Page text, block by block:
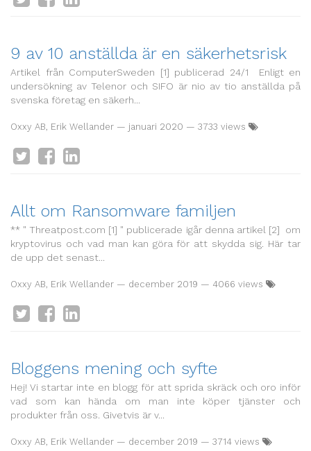
9 av 10 anställda är en säkerhetsrisk
Artikel från ComputerSweden [1] publicerad 24/1 Enligt en
undersökning av Telenor och SIFO är nio av tio anställda på
svenska företag en säkerh...
Oxxy AB, Erik Wellander — januari 2020 — 3733 views
Allt om Ransomware familjen
** " Threatpost.com [1] " publicerade igår denna artikel [2] om
kryptovirus och vad man kan göra för att skydda sig. Här tar
de upp det senast...
Oxxy AB, Erik Wellander — december 2019 — 4066 views
Bloggens mening och syfte
Hej! Vi startar inte en blogg för att sprida skräck och oro inför
vad som kan hända om man inte köper tjänster och
produkter från oss. Givetvis är v...
Oxxy AB, Erik Wellander — december 2019 — 3714 views